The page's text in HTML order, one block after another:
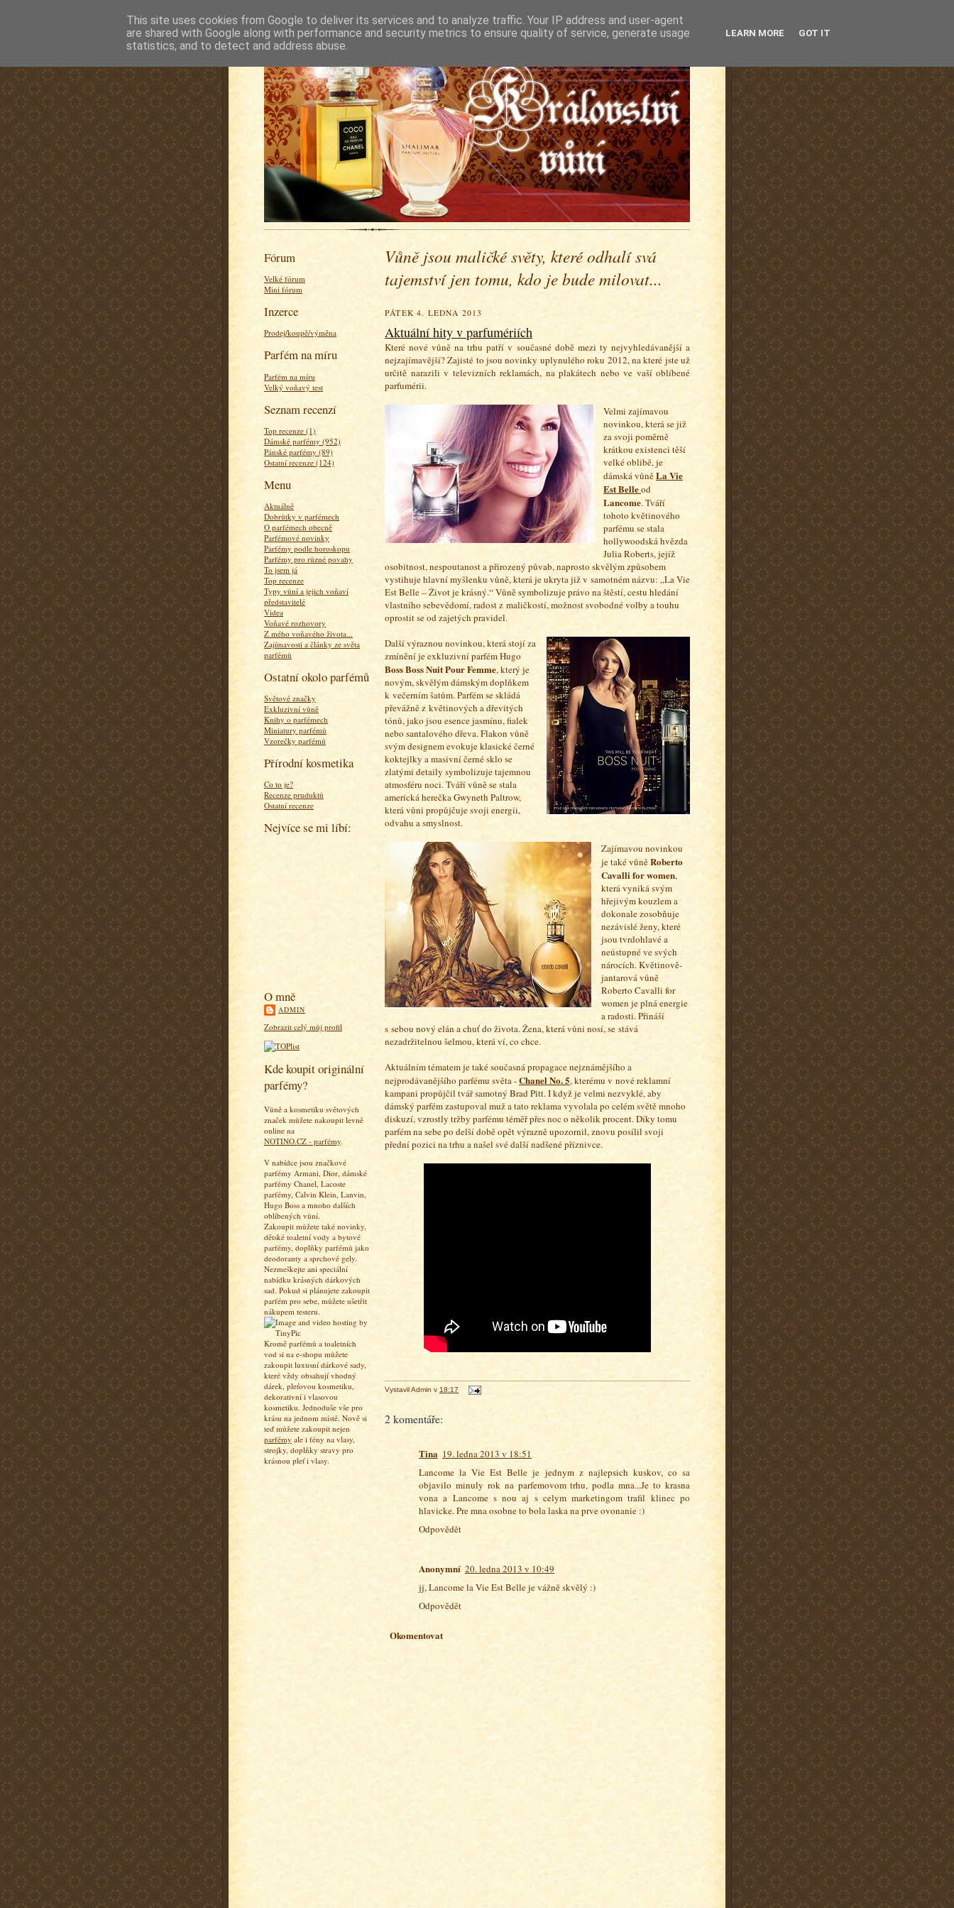
Fórum
Velké fórum
Mini fórum
Inzerce
Prodej/koupě/výměna
Parfém na míru
Parfém na míru
Velký voňavý test
Seznam recenzí
Top recenze (1)
Dámské parfémy (952)
Pánské parfémy (89)
Ostatní recenze (124)
Menu
Aktuálně
Dobrůtky v parfémech
O parfémech obecně
Parfémové novinky
Parfémy podle horoskopu
Parfémy pro různé povahy
To jsem já
Top recenze
Typy vůní a jejich voňaví
představitelé
Videa
Voňavé rozhovory
Z mého voňavého života...
Zajímavosti a články ze světa
parfémů
Ostatní okolo parfémů
Světové značky
Exkluzivní vůně
Knihy o parfémech
Miniatury parfémů
Vzorečky parfémů
Přírodní kosmetika
Co to je?
Recenze pruduktů
Ostatní recenze
Nejvíce se mi líbí:
O mně
ADMIN
Zobrazit celý můj profil
Kde koupit originální
parfémy?
Vůně a kosmetiku světových
značek můžete nakoupit levně
online na
NOTINO.CZ - parfémy.
V nabídce jsou značkové
parfémy Armani, Dior, dámské
parfémy Chanel, Lacoste
parfémy, Calvin Klein, Lanvin,
Hugo Boss a mnoho dalších
oblíbených vůní.
Zakoupit můžete také novinky,
dětské toaletní vody a bytové
parfémy, doplňky parfémů jako
deodoranty a sprchové gely.
Nezmeškejte ani speciální
nabídku krásných dárkových
sad. Pokud si plánujete zakoupit
parfém pro sebe, můžete ušetřit
nákupem testeru.
Kromě parfémů a toaletních
vod si na e-shopu můžete
zakoupit luxusní dárkové sady,
které vždy obsahují vhodný
dárek, pleťovou kosmetiku,
dekorativní i vlasovou
kosmetiku. Jednoduše vše pro
krásu na jednom místě. Nově si
teď můžete zakoupit nejen
parfémy ale i fény na vlasy,
strojky, doplňky stravy pro
krásnou pleť i vlasy.
Vůně jsou maličké světy, které odhalí svá
tajemství jen tomu, kdo je bude milovat...
PÁTEK 4. LEDNA 2013
Aktuální hity v parfumériích
Které nové vůně na trhu patří v současné době mezi ty nejvyhledávanější a
nejzajímavější? Zajisté to jsou novinky uplynulého roku 2012, na které jste už
určitě narazili v televizních reklamách, na plakátech nebo ve vaší oblíbené
parfumérii.
Velmi zajímavou
novinkou, která se již
za svoji poměrně
krátkou existenci těší
velké oblibě, je
dámská vůněLa Vie
Est Belleod
Lancome. Tváří
tohoto květinového
parfému se stala
hollywoodská hvězda
Julia Roberts, jejíž
osobitnost, nespoutanost a přirozený půvab, naprosto skvělým způsobem
vystihuje hlavní myšlenku vůně, která je ukryta již v samotném názvu: „La Vie
Est Belle – Život je krásný.“ Vůně symbolizuje právo na štěstí, cestu hledání
vlastního sebevědomí, radost z maličkostí, možnost svobodné volby a touhu
oprostit se od zajetých pravidel.
Další výraznou novinkou, která stojí za
zmínění je exkluzivní parfémHugo
Boss Boss Nuit Pour Femme, který je
novým, skvělým dámským doplňkem
k večerním šatům. Parfém se skládá
převážně z květinových a dřevitých
tónů, jako jsou esence jasmínu, fialek
nebo santalového dřeva. Flakon vůně
svým designem evokuje klasické černé
koktejlky a masivní černé sklo se
zlatými detaily symbolizuje tajemnou
atmosféru noci. Tváří vůně se stala
americká herečka Gwyneth Paltrow,
která vůni propůjčuje svoji energii,
odvahu a smyslnost.
Zajímavou novinkou
je také vůněRoberto
Cavalli for women,
která vyniká svým
hřejivým kouzlem a
dokonale zosobňuje
nezávislé ženy, které
jsou tvrdohlavé a
neústupné ve svých
nárocích. Květinově-
jantarová vůně
Roberto Cavalli for
women je plná energie
a radosti. Přináší
s sebou nový elán a chuť do života. Žena, která vůni nosí, se stává
nezadržitelnou šelmou, která ví, co chce.
Aktuálním tématem je také současná propagace nejznámějšího a
nejprodávanějšího parfému světa -Chanel No. 5, kterému v nové reklamní
kampani propůjčil tvář samotný Brad Pitt. I když je velmi nezvyklé, aby
dámský parfém zastupoval muž a tato reklama vyvolala po celém světě mnoho
diskuzí, vzrostly tržby parfému téměř přes noc o několik procent. Díky tomu
parfém na sebe po delší době opět výrazně upozornil, znovu posílil svoji
přední pozici na trhu a našel své další nadšené příznivce.
VystavilAdmin v 18:17
2 komentáře:
Tina 19. ledna 2013 v 18:51
Lancome la Vie Est Belle je jednym z najlepsich kuskov, co sa
objavilo minuly rok na parfemovom trhu, podla mna...Je to krasna
vona a Lancome s nou aj s celym marketingom trafil klinec po
hlavicke. Pre mna osobne to bola laska na prve ovonanie :)
Odpovědět
Anonymní 20. ledna 2013 v 10:49
jj, Lancome la Vie Est Belle je vážně skvělý :)
Odpovědět
Okomentovat
This site uses cookies from Google to deliver its services and to analyze traffic. Your IP address and user-agent
are shared with Google along with performance and security metrics to ensure quality of service, generate usage
statistics, and to detect and address abuse.
LEARN MORE GOT IT